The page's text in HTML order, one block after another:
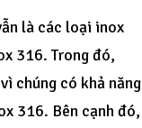
là các loại inox
316. Trong đó,
chúng có khả năng
316. Bên cạnh đó,